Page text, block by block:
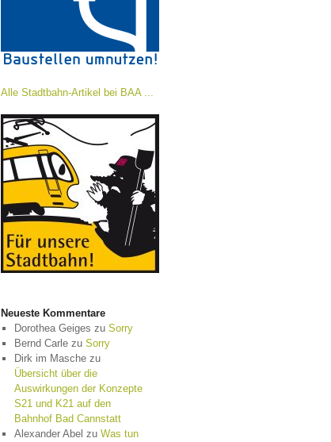
Alle Stadtbahn-Artikel bei BAA ...
Neueste Kommentare
Dorothea Geiges zu Sorry
Bernd Carlezu Sorry
Dirk im Maschezu
Übersicht über die
Auswirkungen der Konzepte
S21 und K21 auf den
Bahnhof Bad Cannstatt
Alexander Abel zu Was tun